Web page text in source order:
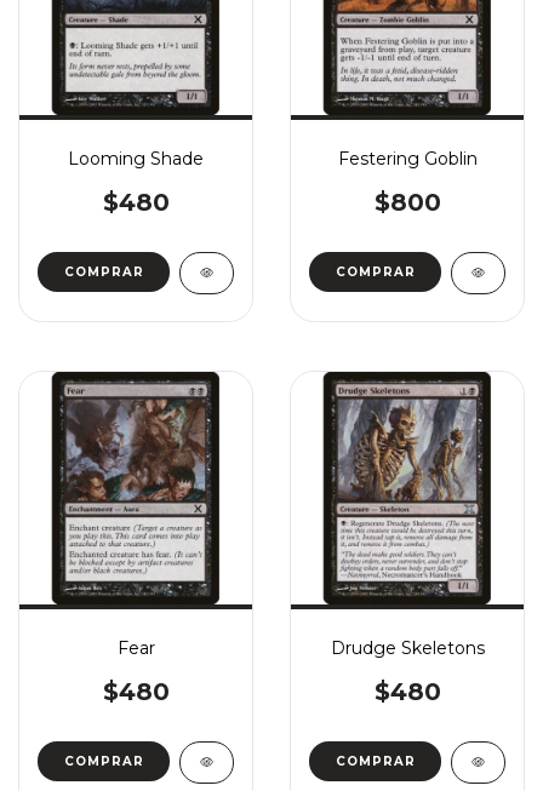
Looming Shade
$480
COMPRAR
Festering Goblin
$800
COMPRAR
Fear
$480
COMPRAR
Drudge Skeletons
$480
COMPRAR